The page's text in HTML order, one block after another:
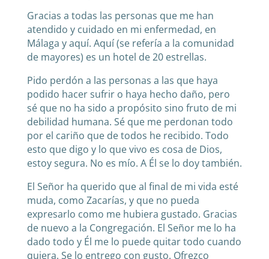
Gracias a todas las personas que me han
atendido y cuidado en mi enfermedad, en
Málaga y aquí. Aquí (se refería a la comunidad
de mayores) es un hotel de 20 estrellas.
Pido perdón a las personas a las que haya
podido hacer sufrir o haya hecho daño, pero
sé que no ha sido a propósito sino fruto de mi
debilidad humana. Sé que me perdonan todo
por el cariño que de todos he recibido. Todo
esto que digo y lo que vivo es cosa de Dios,
estoy segura. No es mío. A Él se lo doy también.
El Señor ha querido que al final de mi vida esté
muda, como Zacarías, y que no pueda
expresarlo como me hubiera gustado. Gracias
de nuevo a la Congregación. El Señor me lo ha
dado todo y Él me lo puede quitar todo cuando
quiera. Se lo entrego con gusto. Ofrezco